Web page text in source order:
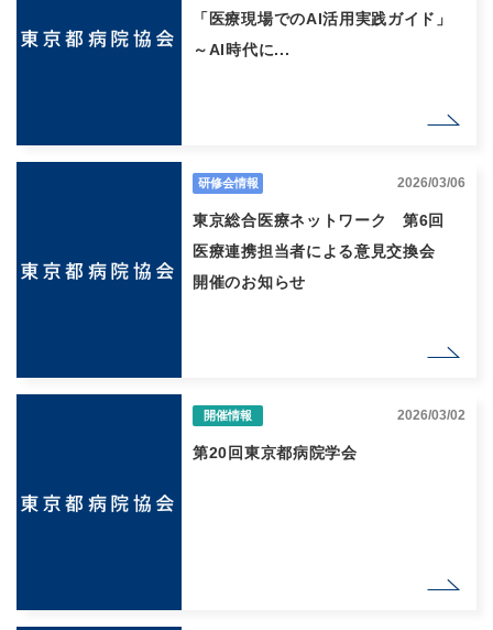
「医療現場でのAI活用実践ガイド」
～AI時代に...
研修会情報 2026/03/06
東京総合医療ネットワーク 第6回
医療連携担当者による意見交換会
開催のお知らせ
開催情報 2026/03/02
第20回東京都病院学会